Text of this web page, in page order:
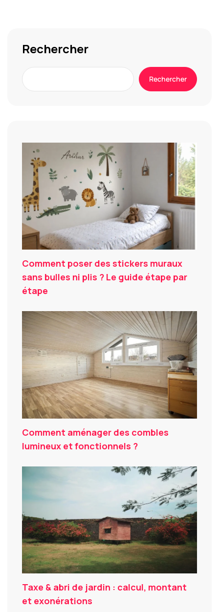
Rechercher
Rechercher
Comment poser des stickers muraux
sans bulles ni plis ? Le guide étape par
étape
Comment aménager des combles
lumineux et fonctionnels ?
Taxe & abri de jardin : calcul, montant
et exonérations